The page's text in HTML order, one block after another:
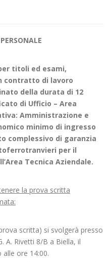
titoli ed esami,
contratto di lavoro
della durata di 12
di Ufficio – Area
Amministrazione e
minimo di ingresso
complessivo di garanzia
per il
Tecnica Aziendale.
la prova scritta
scritta) si svolgerà presso
A. Rivetti 8/B a Biella, il
ore 14:00.